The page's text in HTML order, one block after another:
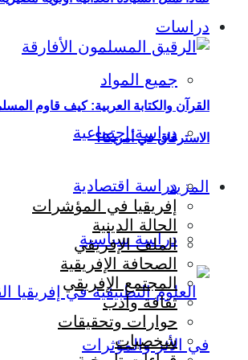
دراسات
جميع المواد
دراسة اجتماعية
دراسة اقتصادية
دراسة سياسية
القرآن والكتابة العربية: كيف قاوم
الاسترقاق في أمريكا؟
المزيد
إفريقيا في المؤشرات
الحالة الدينية
الملف الإفريقي
الصحافة الإفريقية
المجتمع الإفريقي
ثقافة وأدب
حوارات وتحقيقات
شخصيات